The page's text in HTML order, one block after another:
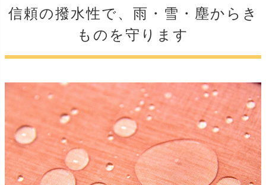
信頼の撥水性で、雨・雪・塵からき
ものを守ります